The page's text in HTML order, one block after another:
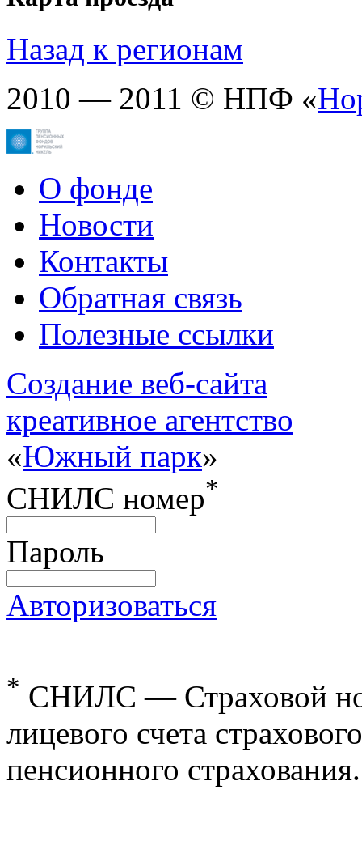
Назад к регионам
2010 — 2011 © НПФ «
О фонде
Новости
Контакты
Обратная связь
Полезные ссылки
Cоздание веб-сайта
креативное агентство
«Южный парк»
СНИЛС номер*
Пароль
Авторизоваться
* СНИЛС — Страховой
лицевого счета
пенсионного страхования.